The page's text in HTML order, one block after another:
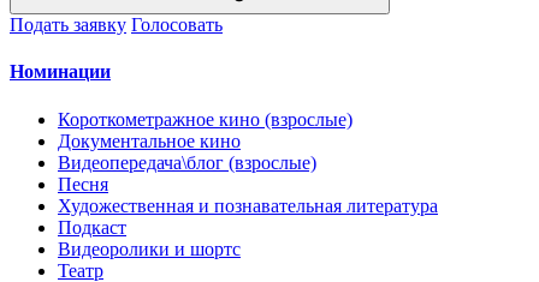
Подать заявку Голосовать
Номинации
Короткометражное кино (взрослые)
Документальное кино
Видеопередача\блог (взрослые)
Песня
Художественная и познавательная литература
Подкаст
Видеоролики и шортс
Театр